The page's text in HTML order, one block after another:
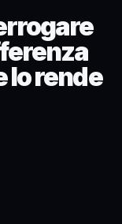
lo rende